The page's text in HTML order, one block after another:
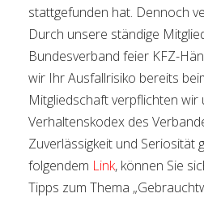
stattgefunden hat. Dennoch
Durch unsere ständige
Bundesverband feier KFZ-
wir Ihr Ausfallrisiko bereits
Mitgliedschaft verpflichten wir
Verhaltenskodex des
Zuverlässigkeit und Seriosität
folgendem Link, können Sie
Tipps zum Thema